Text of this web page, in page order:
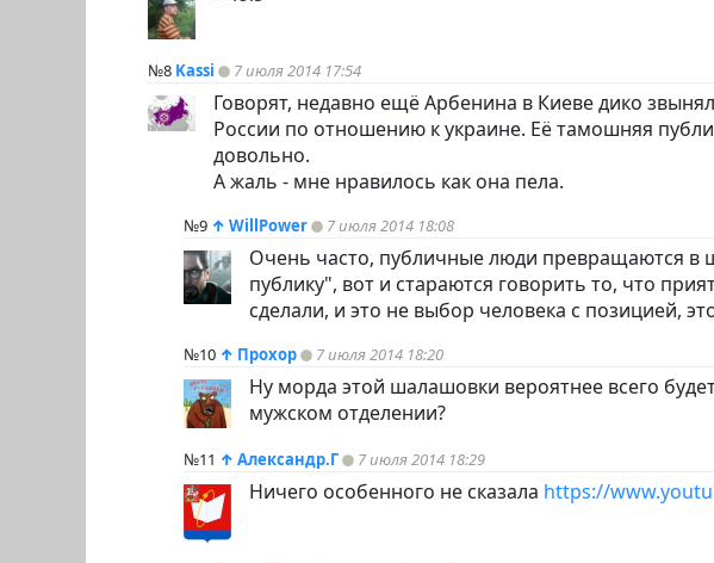
№8 Kassi 7 июля 2014 17:54
Говорят, недавно ещё Арбенина в Киеве дико
России по отношению к украине. Её тамошняя
довольно.
А жаль - мне нравилось как она пела.
№9 ↑ WillPower 7 июля 2014 18:08
Очень часто, публичные люди превращаются в
публику", вот и стараются говорить то, что
сделали, и это не выбор человека с позицией,
№10 ↑ Прохор 7 июля 2014 18:20
Ну морда этой шалашовки вероятнее всего
мужском отделении?
№11 ↑ Александр.Г 7 июля 2014 18:29
Ничего особенного не сказала https://